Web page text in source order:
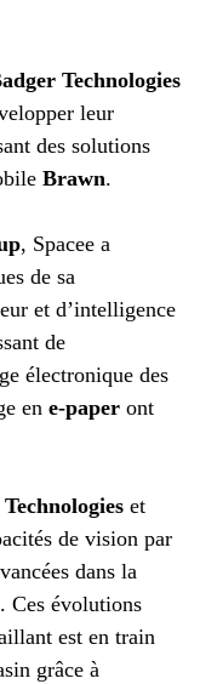
Technologies
leur
des solutions
Brawn.
, Spacee a
de sa
et d’intelligence
de
électronique des
en e-paper ont
et
de vision par
dans la
Ces évolutions
est en train
grâce à